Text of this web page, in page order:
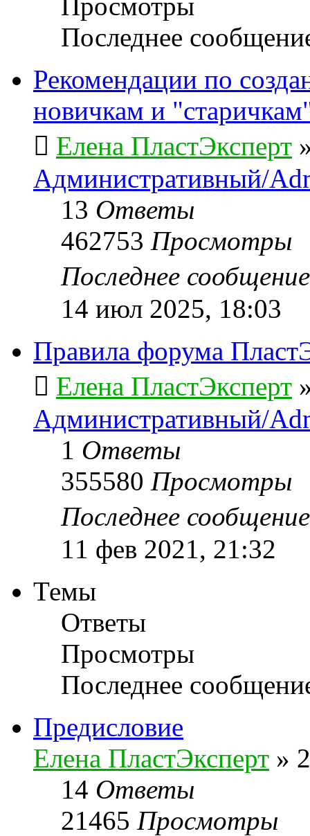
Последнее
Рекомендации по
новичкам и
Елена ПластЭксперт
Административный/
13 Ответы
462753 Просмотры
Последнее
14 июл 2025, 18:03
Правила форума
Елена ПластЭксперт
Административный/
1 Ответы
355580 Просмотры
Последнее
11 фев 2021, 21:32
Темы
Ответы
Просмотры
Последнее
Предисловие
Елена ПластЭксперт »
14 Ответы
21465 Просмотры